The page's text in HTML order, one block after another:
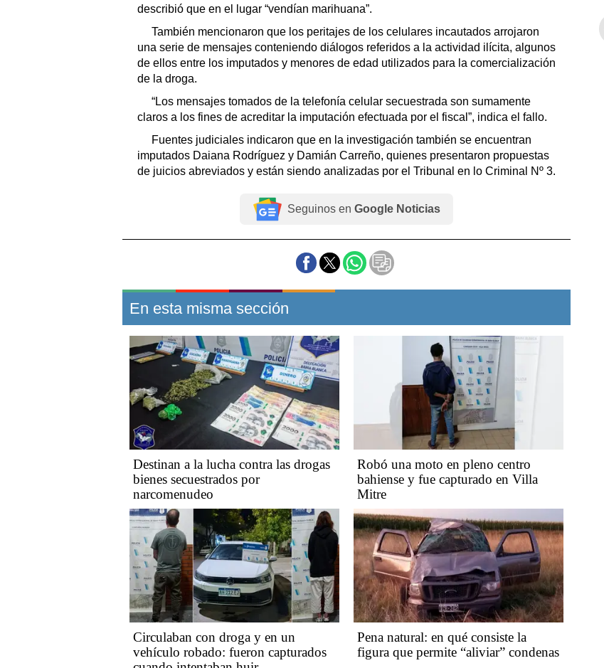
describió que en el lugar “vendían marihuana”.
También mencionaron que los peritajes de los celulares incautados arrojaron
una serie de mensajes conteniendo diálogos referidos a la actividad ilícita, algunos
de ellos entre los imputados y menores de edad utilizados para la comercialización
de la droga.
“Los mensajes tomados de la telefonía celular secuestrada son sumamente
claros a los fines de acreditar la imputación efectuada por el fiscal”, indica el fallo.
Fuentes judiciales indicaron que en la investigación también se encuentran
imputados Daiana Rodríguez y Damián Carreño, quienes presentaron propuestas
de juicios abreviados y están siendo analizadas por el Tribunal en lo Criminal Nº 3.
Seguinos en Google Noticias
En esta misma sección
Destinan a la lucha contra las drogas
bienes secuestrados por
narcomenudeo
Robó una moto en pleno centro
bahiense y fue capturado en Villa
Mitre
Circulaban con droga y en un
vehículo robado: fueron capturados
Pena natural: en qué consiste la
figura que permite “aliviar” condenas